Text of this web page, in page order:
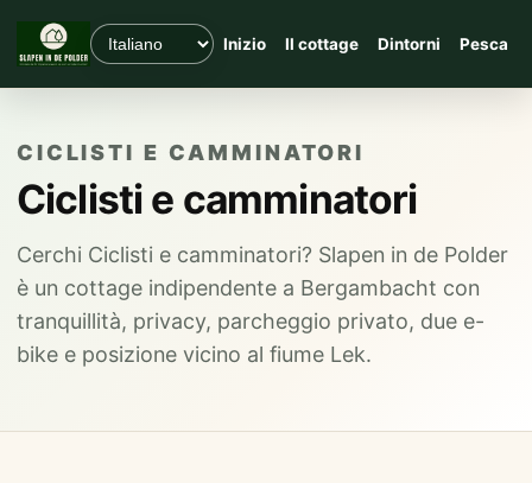
Inizio Il cottage Dintorni Pesca
CICLISTI E CAMMINATORI
Ciclisti e camminatori
Cerchi Ciclisti e camminatori? Slapen in de Polder
è un cottage indipendente a Bergambacht con
tranquillità, privacy, parcheggio privato, due e-
bike e posizione vicino al fiume Lek.